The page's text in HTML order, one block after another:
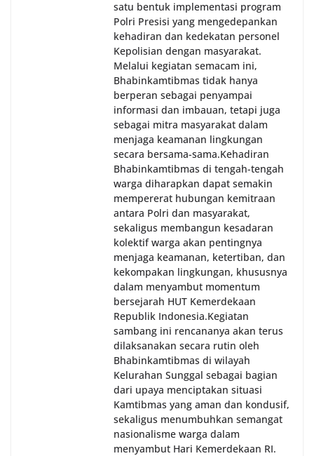
satu bentuk implementasi program
Polri Presisi yang mengedepankan
kehadiran dan kedekatan personel
Kepolisian dengan masyarakat.
Melalui kegiatan semacam ini,
Bhabinkamtibmas tidak hanya
berperan sebagai penyampai
informasi dan imbauan, tetapi juga
sebagai mitra masyarakat dalam
menjaga keamanan lingkungan
secara bersama-sama.‎‎Kehadiran
Bhabinkamtibmas di tengah-tengah
warga diharapkan dapat semakin
mempererat hubungan kemitraan
antara Polri dan masyarakat,
sekaligus membangun kesadaran
kolektif warga akan pentingnya
menjaga keamanan, ketertiban, dan
kekompakan lingkungan, khususnya
dalam menyambut momentum
bersejarah HUT Kemerdekaan
Republik Indonesia.‎Kegiatan
sambang ini rencananya akan terus
dilaksanakan secara rutin oleh
Bhabinkamtibmas di wilayah
Kelurahan Sunggal sebagai bagian
dari upaya menciptakan situasi
Kamtibmas yang aman dan kondusif,
sekaligus menumbuhkan semangat
nasionalisme warga dalam
menyambut Hari Kemerdekaan RI.